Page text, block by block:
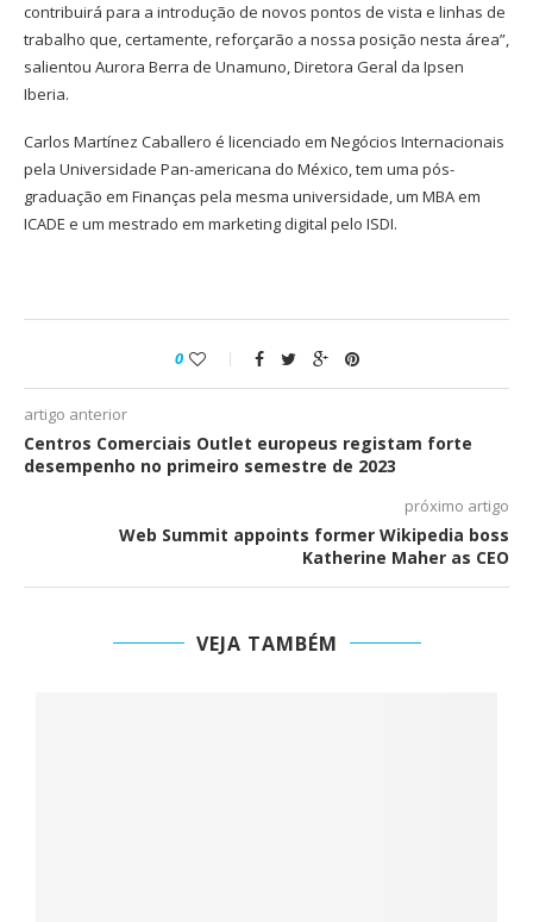
contribuirá para a introdução de novos pontos de vista e linhas de
trabalho que, certamente, reforçarão a nossa posição nesta área”,
salientou Aurora Berra de Unamuno, Diretora Geral da Ipsen
Iberia.
Carlos Martínez Caballero é licenciado em Negócios Internacionais
pela Universidade Pan-americana do México, tem uma pós-
graduação em Finanças pela mesma universidade, um MBA em
ICADE e um mestrado em marketing digital pelo ISDI.
0
artigo anterior
Centros Comerciais Outlet europeus registam forte
desempenho no primeiro semestre de 2023
próximo artigo
Web Summit appoints former Wikipedia boss
Katherine Maher as CEO
VEJA TAMBÉM